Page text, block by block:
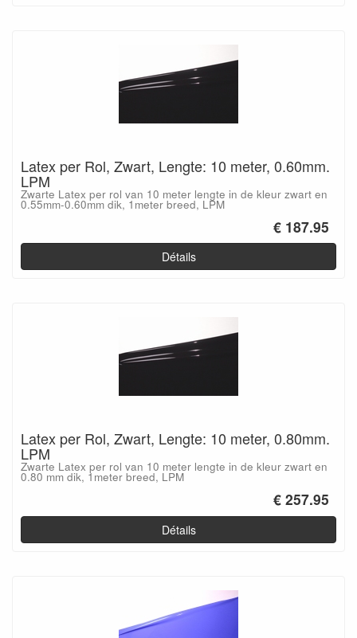
Latex per Rol, Zwart, Lengte: 10 meter, 0.60mm.
LPM
Zwarte Latex per rol van 10 meter lengte in de kleur zwart en
0.55mm-0.60mm dik, 1meter breed, LPM
€ 187.95
Détails
Latex per Rol, Zwart, Lengte: 10 meter, 0.80mm.
LPM
Zwarte Latex per rol van 10 meter lengte in de kleur zwart en
0.80 mm dik, 1meter breed, LPM
€ 257.95
Détails